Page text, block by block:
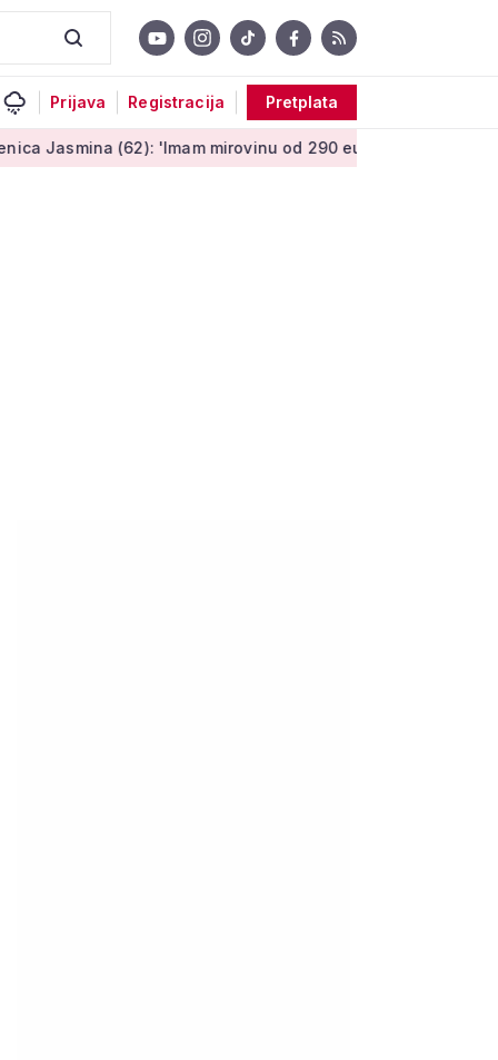
Prijava Registracija Pretplata
'Imam mirovinu od 290 eura, a dobijem i socijalnu